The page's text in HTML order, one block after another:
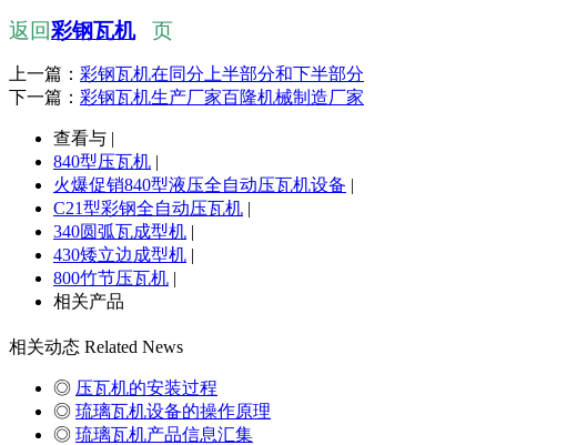
返回彩钢瓦机页
上一篇： 彩钢瓦机在同分上半部分和下半部分
下一篇： 彩钢瓦机生产厂家百隆机械制造厂家
查看与 |
840型压瓦机 |
火爆促销840型液压全自动压瓦机设备 |
C21型彩钢全自动压瓦机 |
340圆弧瓦成型机 |
430矮立边成型机 |
800竹节压瓦机 |
相关产品
相关动态 Related News
◎ 压瓦机的安装过程
◎ 琉璃瓦机设备的操作原理
◎ 琉璃瓦机产品信息汇集